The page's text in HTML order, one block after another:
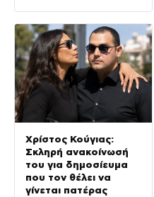
Χρίστος Κούγιας:
Σκληρή ανακοίνωσή
του για δημοσίευμα
που τον θέλει να
γίνεται πατέρας